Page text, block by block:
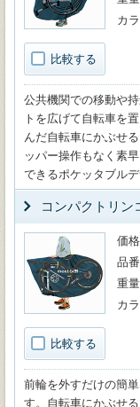
比較する
カ
公共機関での移動や
トを広げて自転車を
んだ自転車にかぶせ
ッパー操作もなく素
できるポケッタブル
コンパクトリン
比較する
価格
品番
重量
カ
前輪を外すだけの簡
す。自転車にかぶせ